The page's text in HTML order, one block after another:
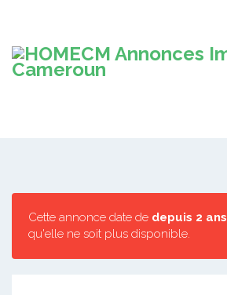
Cette annonce date de depuis 2 ans
qu'elle ne soit plus disponible.